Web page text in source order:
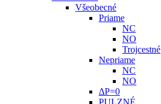
Všeobecné
Priame
NC
NO
Trojcestné
Nepriame
NC
NO
ΔP=0
PULZNÉ